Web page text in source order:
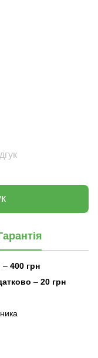
– 400 грн
– 20 грн